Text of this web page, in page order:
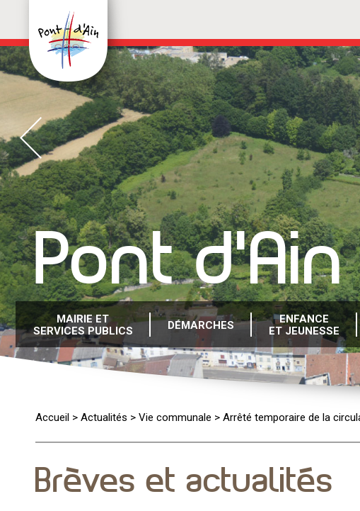
Pont d'Ain
MAIRIE ET
SERVICES PUBLICS
DÉMARCHES
ENFANCE
ET JEUNESSE
Accueil > Actualités > Vie communale > Arrêté temporaire de la
Brèves et actualités